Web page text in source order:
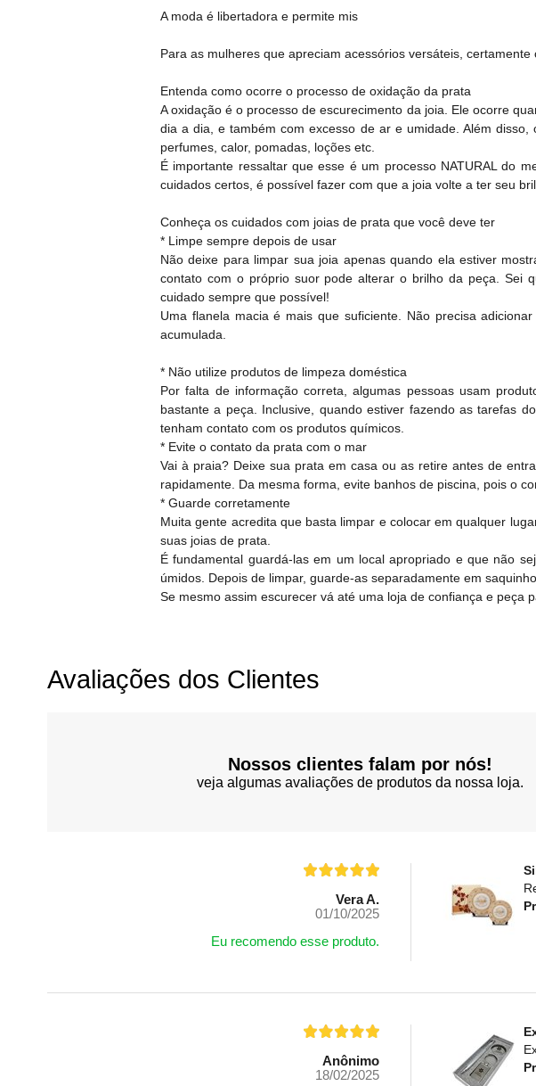
A moda é libertadora e permite mis
Para as mulheres que apreciam acessórios versáteis,
Entenda como ocorre o processo de oxidação da prata
A oxidação é o processo de escurecimento da joia. Ele ocorre
dia a dia, e também com excesso de ar e umidade. Além
perfumes, calor, pomadas, loções etc.
É importante ressaltar que esse é um processo NATURAL do
cuidados certos, é possível fazer com que a joia volte a ter seu
Conheça os cuidados com joias de prata que você deve ter
* Limpe sempre depois de usar
Não deixe para limpar sua joia apenas quando ela estiver
contato com o próprio suor pode alterar o brilho da peça. Sei
cuidado sempre que possível!
Uma flanela macia é mais que suficiente. Não precisa
acumulada.
* Não utilize produtos de limpeza doméstica
Por falta de informação correta, algumas pessoas usam
bastante a peça. Inclusive, quando estiver fazendo as tarefas
tenham contato com os produtos químicos.
* Evite o contato da prata com o mar
Vai à praia? Deixe sua prata em casa ou as retire antes de
rapidamente. Da mesma forma, evite banhos de piscina, pois o
* Guarde corretamente
Muita gente acredita que basta limpar e colocar em qualquer
suas joias de prata.
É fundamental guardá-las em um local apropriado e que não
úmidos. Depois de limpar, guarde-as separadamente em
Se mesmo assim escurecer vá até uma loja de confiança e peça
Avaliações dos Clientes
Nossos clientes falam por nós!
veja algumas avaliações de produtos da nossa loja.
Vera A.
01/10/2025
Eu recomendo esse produto.
Anônimo
18/02/2025